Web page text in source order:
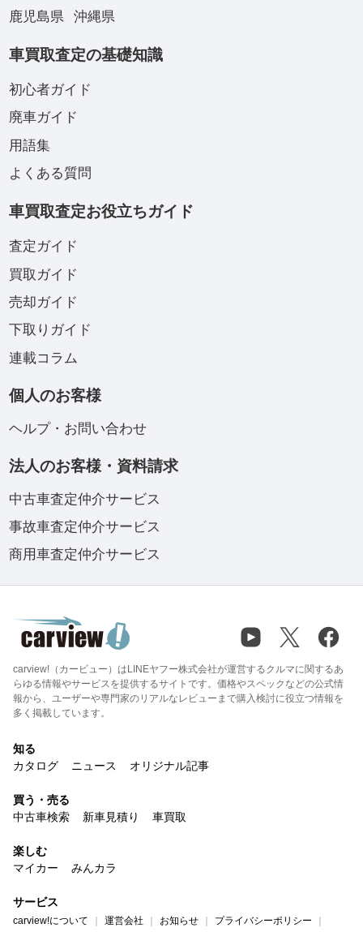
鹿児島県
沖縄県
車買取査定の基礎知識
初心者ガイド
廃車ガイド
用語集
よくある質問
車買取査定お役立ちガイド
査定ガイド
買取ガイド
売却ガイド
下取りガイド
連載コラム
個人のお客様
ヘルプ・お問い合わせ
法人のお客様・資料請求
中古車査定仲介サービス
事故車査定仲介サービス
商用車査定仲介サービス
carview!（カービュー）はLINEヤフー株式会社が運営するクルマに関するあ
らゆる情報やサービスを提供するサイトです。価格やスペックなどの公式情
報から、ユーザーや専門家のリアルなレビューまで購入検討に役立つ情報を
多く掲載しています。
知る
カタログ
ニュース オリジナル記事
買う・売る
中古車検索
新車見積り 車買取
楽しむ
マイカー
みんカラ
サービス
carview!について 運営会社 お知らせ プライバシーポリシー